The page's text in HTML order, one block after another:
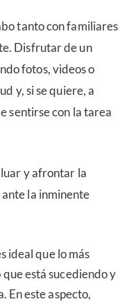
tanto con familiares
Disfrutar de un
fotos, videos o
y, si se quiere, a
sentirse con la tarea
y afrontar la
la inminente
ideal que lo más
está sucediendo y
En este aspecto,